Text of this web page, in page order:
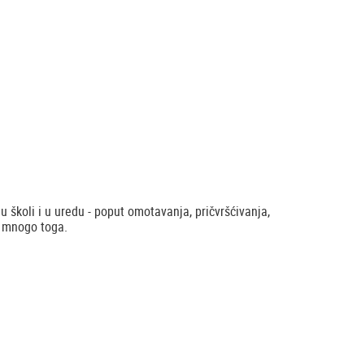
školi i u uredu - poput omotavanja, pričvršćivanja,
toga.